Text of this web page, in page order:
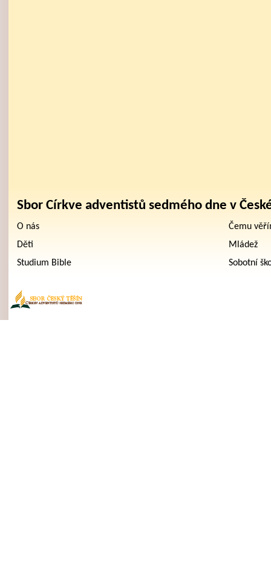
Sbor Církve adventistů sedmého dne v
O nás
Čemu
Děti
Mládež
Studium Bible
Sobotní